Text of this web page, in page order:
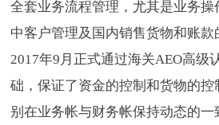
全套业务流程管理，尤其是业务操
中客户管理及国内销售货物和账款
2017年9月正式通过海关AEO高级
础，保证了资金的控制和货物的
别在业务帐与财务帐保持动态的